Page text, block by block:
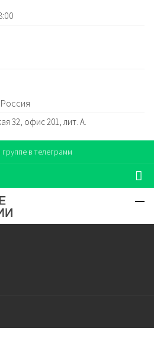
32, офис 201, лит. А.
в телеграмм